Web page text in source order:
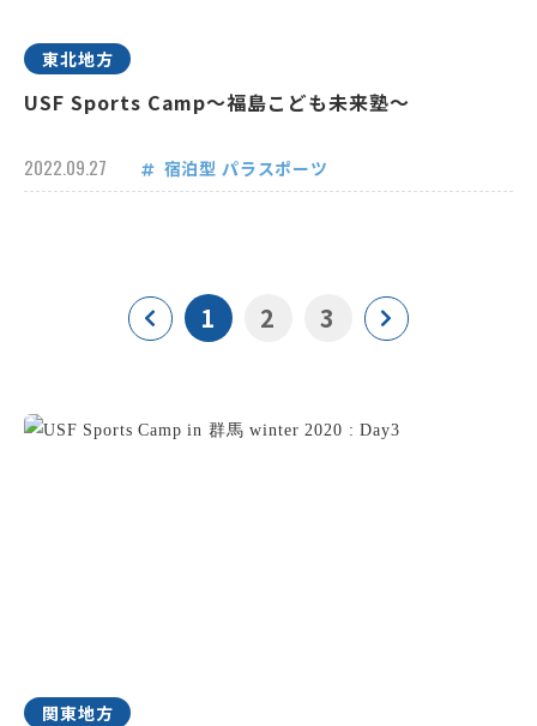
東北地方
USF Sports Camp～福島こども未来塾～
2022.09.27 宿泊型 パラスポーツ
1 2 3
関東地方